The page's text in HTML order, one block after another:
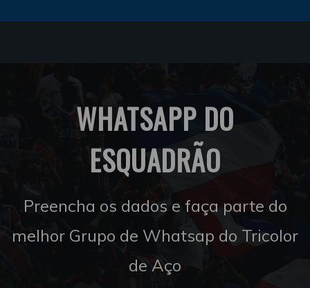
WHATSAPP DO
ESQUADRÃO
Preencha os dados e faça parte do
melhor Grupo de Whatsap do Tricolor
de Aço